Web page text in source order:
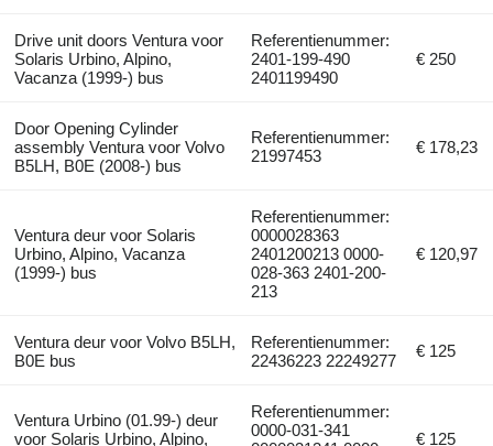
Drive unit doors Ventura voor
Solaris Urbino, Alpino,
Vacanza (1999-) bus
Referentienummer:
2401-199-490
2401199490
€ 250
Door Opening Cylinder
assembly Ventura voor Volvo
B5LH, B0E (2008-) bus
Referentienummer:
21997453
€ 178,23
Ventura deur voor Solaris
Urbino, Alpino, Vacanza
(1999-) bus
Referentienummer:
0000028363
2401200213 0000-
028-363 2401-200-
213
€ 120,97
Ventura deur voor Volvo B5LH,
B0E bus
Referentienummer:
22436223 22249277
€ 125
Ventura Urbino (01.99-) deur
voor Solaris Urbino, Alpino,
Referentienummer:
0000-031-341
€ 125